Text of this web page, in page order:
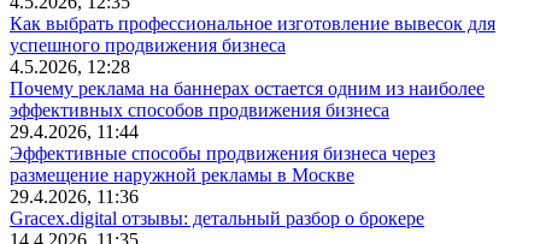
Как выбрать профессиональное изготовление вывесок для
успешного продвижения бизнеса
4.5.2026, 12:28
Почему реклама на баннерах остается одним из наиболее
эффективных способов продвижения бизнеса
29.4.2026, 11:44
Эффективные способы продвижения бизнеса через
размещение наружной рекламы в Москве
29.4.2026, 11:36
Gracex.digital отзывы: детальный разбор о брокере